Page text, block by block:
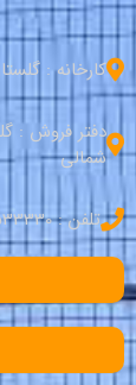
کارخانه :
شمالی
تلفن : 34533330–017